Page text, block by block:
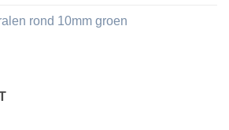
rond 10mm groen